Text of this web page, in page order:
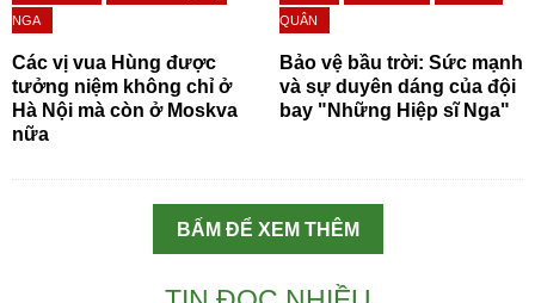
NGA
Các vị vua Hùng được
tưởng niệm không chỉ ở
Hà Nội mà còn ở Moskva
nữa
QUÂN
Bảo vệ bầu trời: Sức mạnh
và sự duyên dáng của đội
bay "Những Hiệp sĩ Nga"
BẤM ĐỂ XEM THÊM